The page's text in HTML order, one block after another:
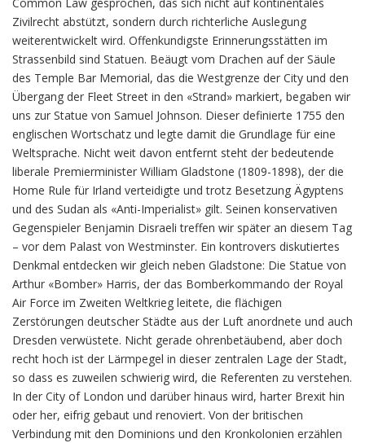
Zivilrecht abstützt, sondern durch richterliche Auslegung
weiterentwickelt wird. Offenkundigste Erinnerungsstätten im
Strassenbild sind Statuen. Beäugt vom Drachen auf der Säule
des Temple Bar Memorial, das die Westgrenze der City und den
Übergang der Fleet Street in den «Strand» markiert, begaben wir
uns zur Statue von Samuel Johnson. Dieser definierte 1755 den
englischen Wortschatz und legte damit die Grundlage für eine
Weltsprache. Nicht weit davon entfernt steht der bedeutende
liberale Premierminister William Gladstone (1809-1898), der die
Home Rule für Irland verteidigte und trotz Besetzung Ägyptens
und des Sudan als «Anti-Imperialist» gilt. Seinen konservativen
Gegenspieler Benjamin Disraeli treffen wir später an diesem Tag
– vor dem Palast von Westminster. Ein kontrovers diskutiertes
Denkmal entdecken wir gleich neben Gladstone: Die Statue von
Arthur «Bomber» Harris, der das Bomberkommando der Royal
Air Force im Zweiten Weltkrieg leitete, die flächigen
Zerstörungen deutscher Städte aus der Luft anordnete und auch
Dresden verwüstete. Nicht gerade ohrenbetäubend, aber doch
recht hoch ist der Lärmpegel in dieser zentralen Lage der Stadt,
so dass es zuweilen schwierig wird, die Referenten zu verstehen.
In der City of London und darüber hinaus wird, harter Brexit hin
oder her, eifrig gebaut und renoviert. Von der britischen
Verbindung mit den Dominions und den Kronkolonien erzählen